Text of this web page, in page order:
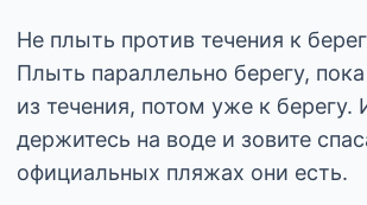
Не плыть против течения к
Плыть параллельно берегу,
из течения, потом уже к берегу.
держитесь на воде и зовите
официальных пляжах они есть.